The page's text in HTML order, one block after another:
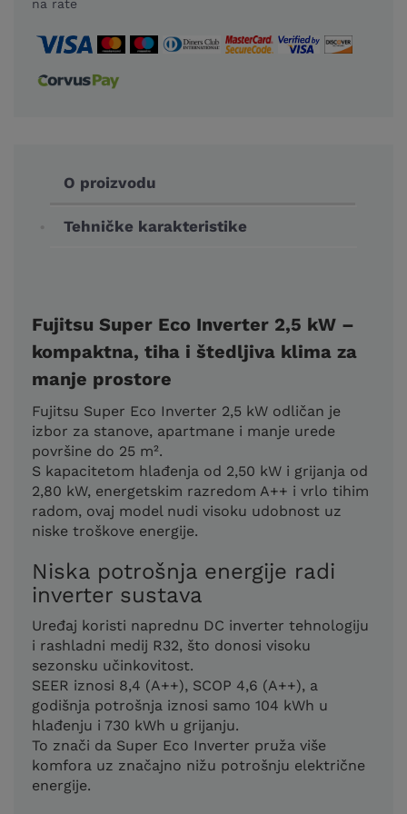
na rate
O proizvodu
Tehničke karakteristike
Fujitsu Super Eco Inverter 2,5 kW –
kompaktna, tiha i štedljiva klima za
manje prostore
Fujitsu Super Eco Inverter 2,5 kW odličan je
izbor za stanove, apartmane i manje urede
površine do 25 m².
S kapacitetom hlađenja od 2,50 kW i grijanja od
2,80 kW, energetskim razredom A++ i vrlo tihim
radom, ovaj model nudi visoku udobnost uz
niske troškove energije.
Niska potrošnja energije radi
inverter sustava
Uređaj koristi naprednu DC inverter tehnologiju
i rashladni medij R32, što donosi visoku
sezonsku učinkovitost.
SEER iznosi 8,4 (A++), SCOP 4,6 (A++), a
godišnja potrošnja iznosi samo 104 kWh u
hlađenju i 730 kWh u grijanju.
To znači da Super Eco Inverter pruža više
komfora uz značajno nižu potrošnju električne
energije.